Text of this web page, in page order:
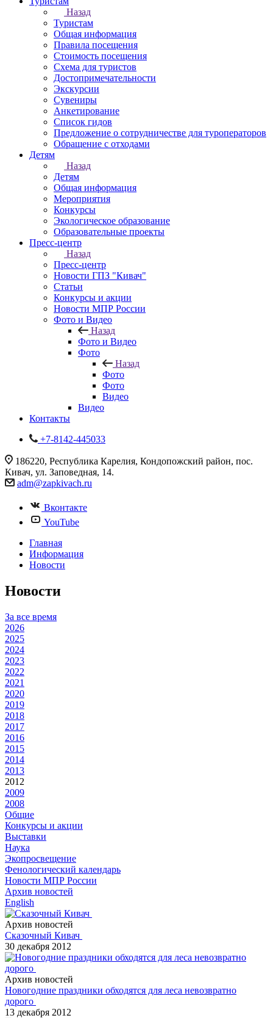
Назад
Туристам
Общая информация
Правила посещения
Стоимость посещения
Схема для туристов
Достопримечательности
Экскурсии
Сувениры
Анкетирование
Список гидов
Предложение о сотрудничестве для туроператоров
Обращение с отходами
Детям
Назад
Детям
Общая информация
Мероприятия
Конкурсы
Экологическое образование
Образовательные проекты
Пресс-центр
Назад
Пресс-центр
Новости ГПЗ "Кивач"
Статьи
Конкурсы и акции
Новости МПР России
Фото и Видео
Назад
Фото и Видео
Фото
Назад
Фото
Фото
Видео
Видео
Контакты
+7-8142-445033
186220, Республика Карелия, Кондопожский район, пос.
Кивач, ул. Заповедная, 14.
adm@zapkivach.ru
Вконтакте
YouTube
Главная
Информация
Новости
Новости
За все время
2026
2025
2024
2023
2022
2021
2020
2019
2018
2017
2016
2015
2014
2013
2012
2009
2008
Общие
Конкурсы и акции
Выставки
Наука
Экопросвещение
Фенологический календарь
Новости МПР России
Архив новостей
English
Архив новостей
Сказочный Кивач
30 декабря 2012
Архив новостей
Новогодние праздники обходятся для леса невозвратно
дорого
13 декабря 2012